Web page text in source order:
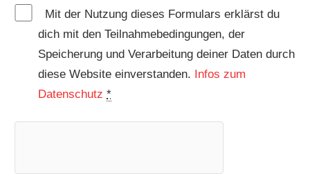
Mit der Nutzung dieses Formulars erklärst du
dich mit den Teilnahmebedingungen, der
Speicherung und Verarbeitung deiner Daten durch
diese Website einverstanden. Infos zum
Datenschutz *